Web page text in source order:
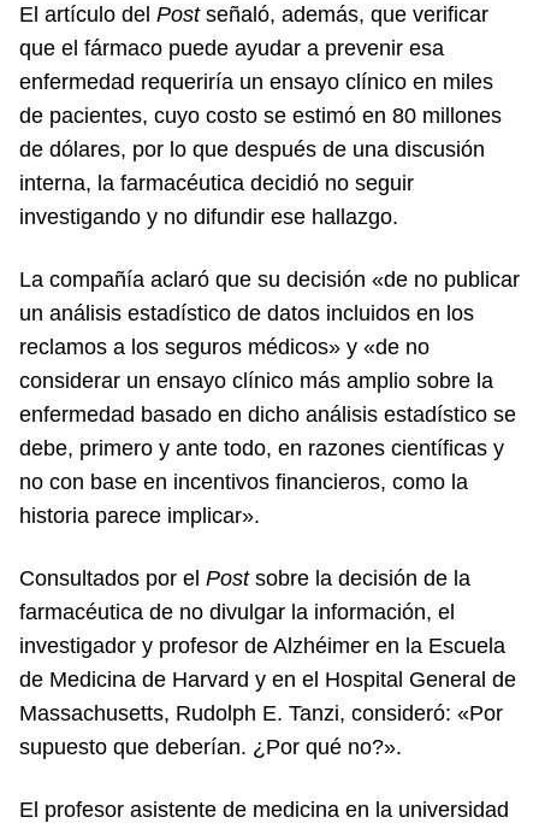
El artículo del Postseñaló, además, que verificar
que el fármaco puede ayudar a prevenir esa
enfermedad requeriría un ensayo clínico en miles
de pacientes, cuyo costo se estimó en 80 millones
de dólares, por lo que después de una discusión
interna, la farmacéutica decidió no seguir
investigando y no difundir ese hallazgo.
La compañía aclaró que su decisión «de no publicar
un análisis estadístico de datos incluidos en los
reclamos a los seguros médicos» y «de no
considerar un ensayo clínico más amplio sobre la
enfermedad basado en dicho análisis estadístico se
debe, primero y ante todo, en razones científicas y
no con base en incentivos financieros, como la
historia parece implicar».
Consultados por el Postsobre la decisión de la
farmacéutica de no divulgar la información, el
investigador y profesor de Alzhéimer en la Escuela
de Medicina de Harvard y en el Hospital General de
Massachusetts, Rudolph E. Tanzi, consideró: «Por
supuesto que deberían. ¿Por qué no?».
El profesor asistente de medicina en la universidad